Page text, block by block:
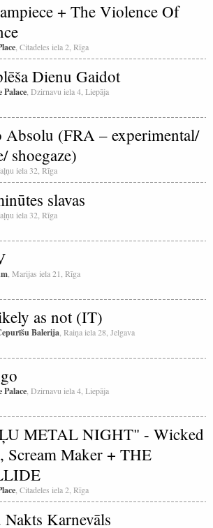
+ The Violence Of
, Citadeles iela 2, Rīga
Dienu Gaidot
Palace , Dzirnavu iela 4, Liepāja
Absolu (FRA – experimental/
shoegaze)
iela 32, Rīga
slavas
iela 32, Rīga
, Marijas iela 21, Rīga
as not (IT)
Balerija , Raiņa iela 28, Jelgava
Palace , Dzirnavu iela 4, Liepāja
METAL NIGHT" - Wicked
Scream Maker + THE
, Citadeles iela 2, Rīga
Nakts Karnevāls